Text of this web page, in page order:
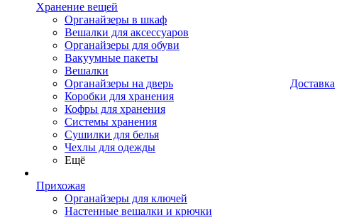
Хранение вещей
Органайзеры в шкаф
Вешалки для аксессуаров
Органайзеры для обуви
Вакуумные пакеты
Вешалки
Органайзеры на дверь
Коробки для хранения
Кофры для хранения
Системы хранения
Сушилки для белья
Чехлы для одежды
Ещё
Прихожая
Органайзеры для ключей
Настенные вешалки и крючки
Доставка